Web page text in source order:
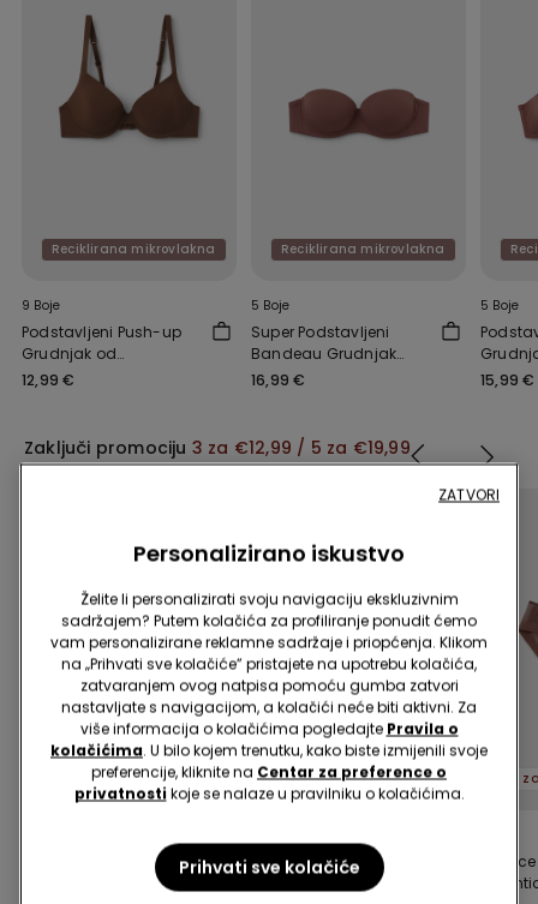
Reciklirana mikrovlakna
9 Boje
Podstavljeni Push-up
Grudnjak od
Recikliranih
12,99 €
Reciklirana mikrovlakna
5 Boje
Super Podstavljeni
Bandeau Grudnjak
Madrid od Recikliranih
16,99 €
5 Boje
15,99 €
Zaključi promociju 3 za €12,99 / 5 za €19,99
3 za €12,99 / 5 za €19,99
Reciklirana mikrovlakna
3 za €12,99 / 5 za €19,99
Gaćice Culotte od
Personalizirano iskustvo
Želite li personalizirati svoju navigaciju ekskluzivnim
sadržajem? Putem kolačića za profiliranje ponudit ćemo
vam personalizirane reklamne sadržaje i priopćenja. Klikom
na „Prihvati sve kolačiće” pristajete na upotrebu kolačića,
zatvaranjem ovog natpisa pomoću gumba zatvori
nastavljate s navigacijom, a kolačići neće biti aktivni. Za
više informacija o kolačićima pogledajte Pravila o
kolačićima. U bilo kojem trenutku, kako biste izmijenili svoje
preferencije, kliknite na Centar za preference o
privatnostikoje se nalaze u pravilniku o kolačićima.
Prihvati sve kolačiće
ZATVORI